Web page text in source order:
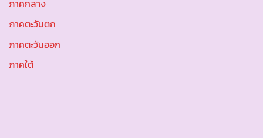
ภาคกลาง
ภาคตะวันตก
ภาคตะวันออก
ภาคใต้